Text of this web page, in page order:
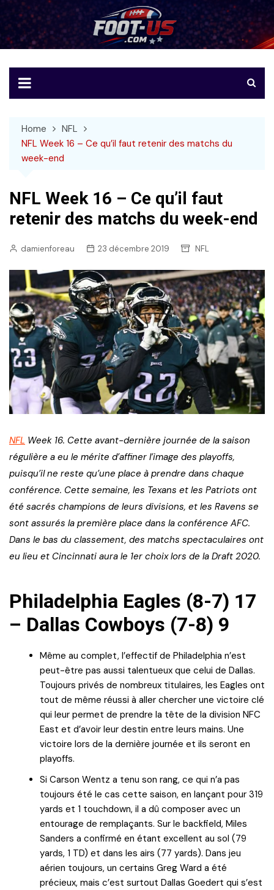
to
content
Foot-US
Le football américain en français
Home
NFL
NFL Week 16 – Ce qu’il faut retenir des matchs du
week-end
NFL Week 16 – Ce qu’il faut
retenir des matchs du week-end
damienforeau 23 décembre 2019 NFL
NFL Week 16. Cette avant-dernière journée de la saison
régulière a eu le mérite d’affiner l’image des playoffs,
puisqu’il ne reste qu’une place à prendre dans chaque
conférence. Cette semaine, les Texans et les Patriots ont
été sacrés champions de leurs divisions, et les Ravens se
sont assurés la première place dans la conférence AFC.
Dans le bas du classement, des matchs spectaculaires ont
eu lieu et Cincinnati aura le 1er choix lors de la Draft 2020.
Philadelphia Eagles (8-7) 17
– Dallas Cowboys (7-8) 9
Même au complet, l’effectif de Philadelphia n’est
peut-être pas aussi talentueux que celui de Dallas.
Toujours privés de nombreux titulaires, les Eagles ont
tout de même réussi à aller chercher une victoire clé
qui leur permet de prendre la tête de la division NFC
East et d’avoir leur destin entre leurs mains. Une
victoire lors de la dernière journée et ils seront en
playoffs.
Si Carson Wentz a tenu son rang, ce qui n’a pas
toujours été le cas cette saison, en lançant pour 319
yards et 1 touchdown, il a dû composer avec un
entourage de remplaçants. Sur le backfield, Miles
Sanders a confirmé en étant excellent au sol (79
yards, 1 TD) et dans les airs (77 yards). Dans jeu
aérien toujours, un certains Greg Ward a été
précieux, mais c’est surtout Dallas Goedert qui s’est